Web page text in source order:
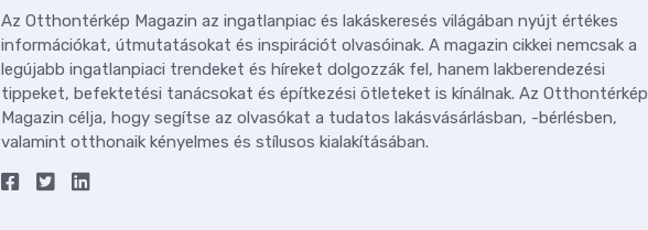
Az Otthontérkép Magazin az ingatlanpiac és lakáskeresés világában nyújt értékes
információkat, útmutatásokat és inspirációt olvasóinak. A magazin cikkei nemcsak a
legújabb ingatlanpiaci trendeket és híreket dolgozzák fel, hanem lakberendezési
tippeket, befektetési tanácsokat és építkezési ötleteket is kínálnak. Az Otthontérkép
Magazin célja, hogy segítse az olvasókat a tudatos lakásvásárlásban, -bérlésben,
valamint otthonaik kényelmes és stílusos kialakításában.